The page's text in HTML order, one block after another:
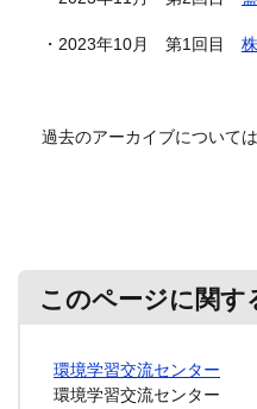
・2023年10月 第1回目
過去のアーカイブについて
このページに関す
環境学習交流センター
環境学習交流センター